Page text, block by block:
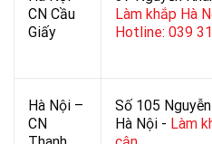
CN Cầu
Giấy
Làm khắp Hà
Hotline: 039
Hà Nội –
CN
Số 105
Hà Nội - Làm